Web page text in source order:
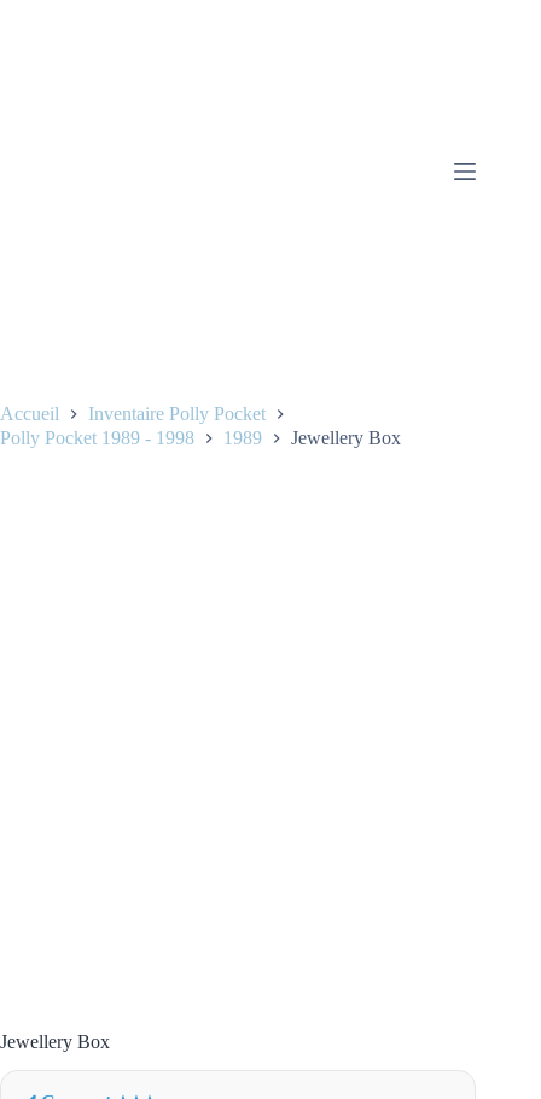
Accueil
Inventaire Polly Pocket
Polly Pocket 1989 - 1998
1989 Jewellery Box
Jewellery Box